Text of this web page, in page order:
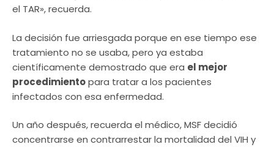
el TAR», recuerda.
La decisión fue arriesgada porque en ese tiempo ese
tratamiento no se usaba, pero ya estaba
científicamente demostrado que era el mejor
procedimientopara tratar a los pacientes
infectados con esa enfermedad.
Un año después, recuerda el médico, MSF decidió
concentrarse en contrarrestar la mortalidad del VIH y